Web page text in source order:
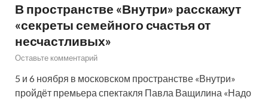
В пространстве «Внутри» расскажут
«секреты семейного счастья от
несчастливых»
Оставьте комментарий
5 и 6 ноября в московском пространстве «Внутри»
пройдёт премьера спектакля Павла Ващилина «Надо